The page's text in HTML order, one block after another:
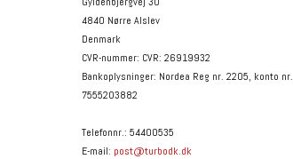
4840 Nørre Alslev
Denmark
CVR-nummer: CVR: 26919932
Bankoplysninger: Nordea Reg nr. 2205, konto nr.
7555203882
Telefonnr.: 54400535
E-mail: post@turbodk.dk